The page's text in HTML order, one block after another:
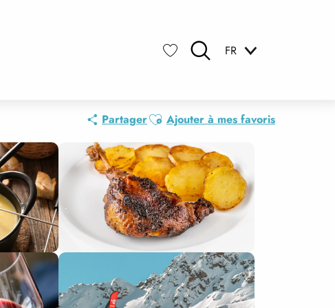
FR
PartagerAjouter aux favoris
Ajouter à mes favoris